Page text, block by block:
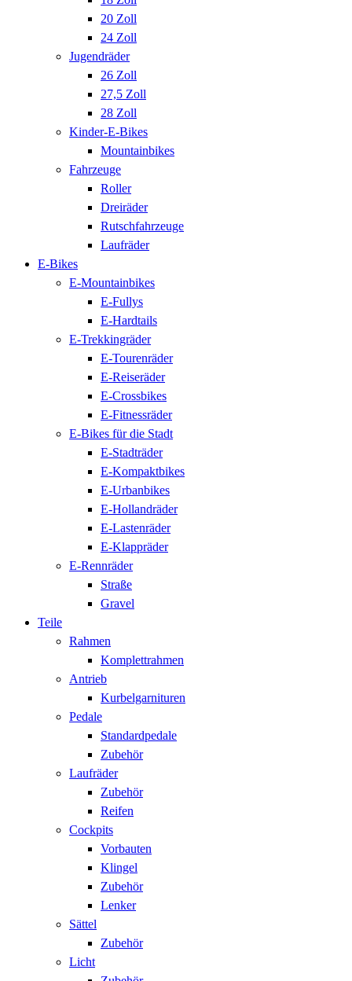
20 Zoll
24 Zoll
Jugendräder
26 Zoll
27,5 Zoll
28 Zoll
Kinder-E-Bikes
Mountainbikes
Fahrzeuge
Roller
Dreiräder
Rutschfahrzeuge
Laufräder
E-Bikes
E-Mountainbikes
E-Fullys
E-Hardtails
E-Trekkingräder
E-Tourenräder
E-Reiseräder
E-Crossbikes
E-Fitnessräder
E-Bikes für die Stadt
E-Stadträder
E-Kompaktbikes
E-Urbanbikes
E-Hollandräder
E-Lastenräder
E-Klappräder
E-Rennräder
Straße
Gravel
Teile
Rahmen
Komplettrahmen
Antrieb
Kurbelgarnituren
Pedale
Standardpedale
Zubehör
Laufräder
Zubehör
Reifen
Cockpits
Vorbauten
Klingel
Zubehör
Lenker
Sättel
Zubehör
Licht